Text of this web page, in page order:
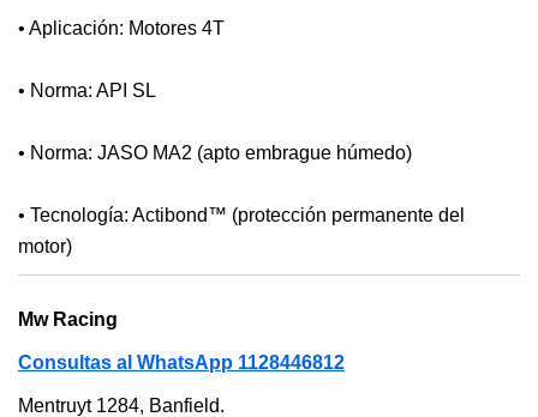
• Aplicación: Motores 4T
• Norma: API SL
• Norma: JASO MA2 (apto embrague húmedo)
• Tecnología: Actibond™ (protección permanente del
motor)
Mw Racing
Consultas al WhatsApp 1128446812
Mentruyt 1284, Banfield.